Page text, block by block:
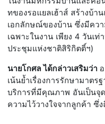
ทของรอแยลเฮ้าส์ สร้างบ้า
เอกลักษณ์ของบ้าน ซึ่งมีคว
เฉพาะในงาน เพียง 4 วัน
ประชุมแห่งชาติสิริกิตติ์ฯ)
นายโกศล ได้กล่าวเสริมว่า
เน้นยํ้าเรื่องการรักษามาต
บริการที่มีคุณภาพ อันเป็นจุ
ความไว้วางใจจากลูกค้า ซึ่